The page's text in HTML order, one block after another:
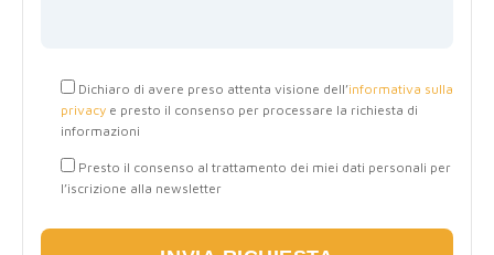
Dichiaro di avere preso attenta visione dell’informativa sulla
privacy e presto il consenso per processare la richiesta di
informazioni
Presto il consenso al trattamento dei miei dati personali per
l’iscrizione alla newsletter